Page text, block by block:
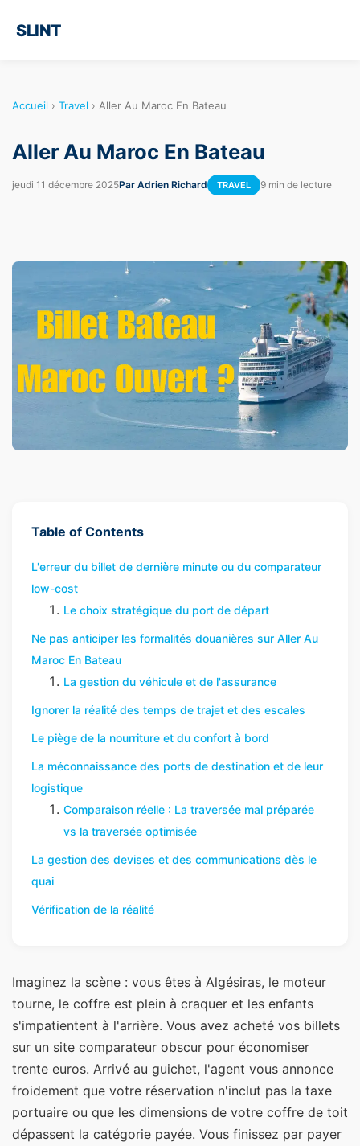
SLINT
Accueil › Travel › Aller Au Maroc En Bateau
Aller Au Maroc En Bateau
jeudi 11 décembre 2025Par Adrien Richard TRAVEL 9 min de lecture
Table of Contents
L'erreur du billet de dernière minute ou du comparateur
low-cost
Le choix stratégique du port de départ
Ne pas anticiper les formalités douanières sur Aller Au
Maroc En Bateau
La gestion du véhicule et de l'assurance
Ignorer la réalité des temps de trajet et des escales
Le piège de la nourriture et du confort à bord
La méconnaissance des ports de destination et de leur
logistique
Comparaison réelle : La traversée mal préparée
vs la traversée optimisée
La gestion des devises et des communications dès le
quai
Vérification de la réalité
Imaginez la scène : vous êtes à Algésiras, le moteur
tourne, le coffre est plein à craquer et les enfants
s'impatientent à l'arrière. Vous avez acheté vos billets
sur un site comparateur obscur pour économiser
trente euros. Arrivé au guichet, l'agent vous annonce
froidement que votre réservation n'inclut pas la taxe
portuaire ou que les dimensions de votre coffre de toit
dépassent la catégorie payée. Vous finissez par payer